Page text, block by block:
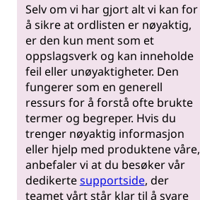
Selv om vi har gjort alt vi kan for
å sikre at ordlisten er nøyaktig,
er den kun ment som et
oppslagsverk og kan inneholde
feil eller unøyaktigheter. Den
fungerer som en generell
ressurs for å forstå ofte brukte
termer og begreper. Hvis du
trenger nøyaktig informasjon
eller hjelp med produktene våre,
anbefaler vi at du besøker vår
dedikertesupportside, der
teamet vårt står klar til å svare